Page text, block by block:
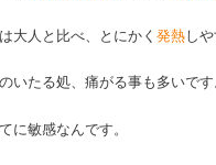
大人と比べ、とにかく 発熱し
いたる処、痛がる事も多いです
に敏感なんです。